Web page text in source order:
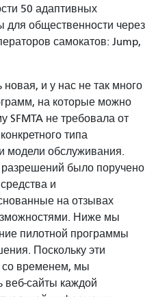
50 адаптивных
для общественности через
самокатов: Jump,
и у нас не так много
на которые можно
SFMTA не требовала от
типа
модели обслуживания.
разрешений было поручено
и
на отзывах
Ниже мы
пилотной программы
Поскольку эти
со временем, мы
веб-сайты каждой